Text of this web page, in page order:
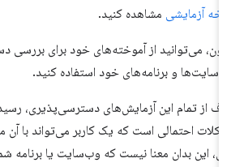
آزمایشیمشاهده کنید.
می‌توانید از آموخته‌های خود برای بررسی
و برنامه‌های خود استفاده کنید.
از تمام این آزمایش‌های دسترسی‌پذیری، رسیدگی
احتمالی است که یک کاربر می‌تواند با آن
این بدان معنا نیست که وب‌سایت یا برنامه شما پس